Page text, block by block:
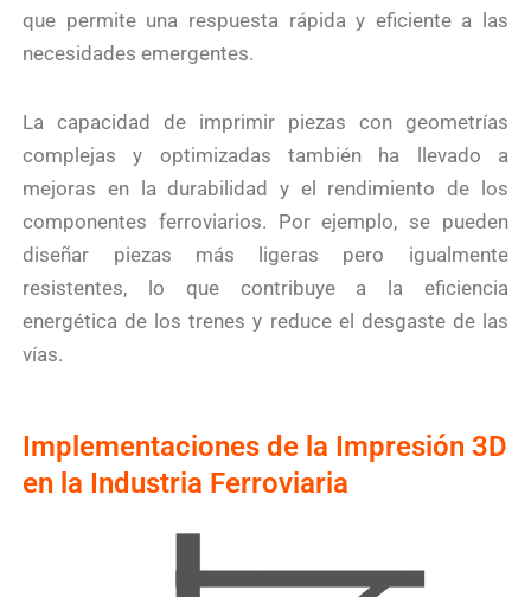
que permite una respuesta rápida y eficiente a las
necesidades emergentes.
La capacidad de imprimir piezas con geometrías
complejas y optimizadas también ha llevado a
mejoras en la durabilidad y el rendimiento de los
componentes ferroviarios. Por ejemplo, se pueden
diseñar piezas más ligeras pero igualmente
resistentes, lo que contribuye a la eficiencia
energética de los trenes y reduce el desgaste de las
vías.
Implementaciones de la Impresión 3D
en la Industria Ferroviaria